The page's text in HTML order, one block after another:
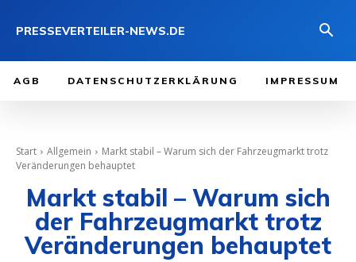
PRESSEVERTEILER-NEWS.DE
AGB DATENSCHUTZERKLÄRUNG IMPRESSUM
Start Allgemein
Markt stabil – Warum sich der Fahrzeugmarkt trotz
Veränderungen behauptet
Markt stabil – Warum sich
der Fahrzeugmarkt trotz
Veränderungen behauptet